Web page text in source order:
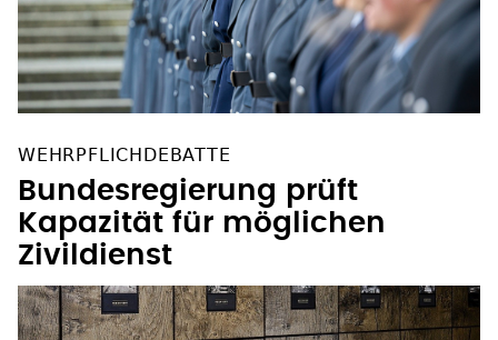
WEHRPFLICHDEBATTE
Bundesregierung prüft
Kapazität für möglichen
Zivildienst